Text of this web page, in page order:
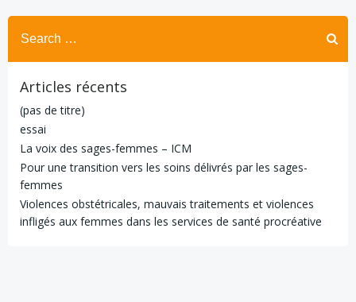
Search
for:
Articles récents
(pas de titre)
essai
La voix des sages-femmes – ICM
Pour une transition vers les soins délivrés par les sages-
femmes
Violences obstétricales, mauvais traitements et violences
infligés aux femmes dans les services de santé procréative